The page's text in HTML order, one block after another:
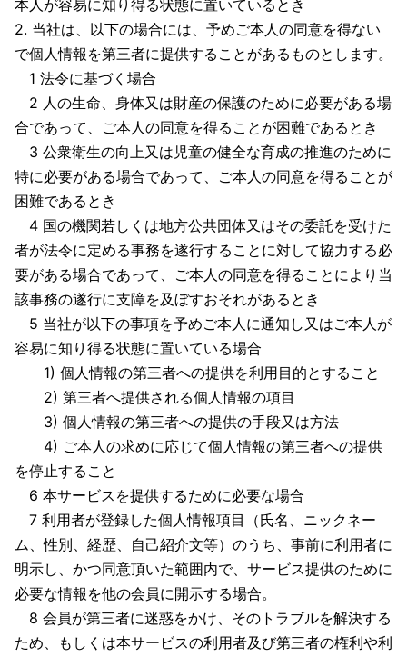
本人が容易に知り得る状態に置いているとき
2. 当社は、以下の場合には、予めご本人の同意を得ない
で個人情報を第三者に提供することがあるものとします。
1 法令に基づく場合
2 人の生命、身体又は財産の保護のために必要がある場
合であって、ご本人の同意を得ることが困難であるとき
3 公衆衛生の向上又は児童の健全な育成の推進のために
特に必要がある場合であって、ご本人の同意を得ることが
困難であるとき
4 国の機関若しくは地方公共団体又はその委託を受けた
者が法令に定める事務を遂行することに対して協力する必
要がある場合であって、ご本人の同意を得ることにより当
該事務の遂行に支障を及ぼすおそれがあるとき
5 当社が以下の事項を予めご本人に通知し又はご本人が
容易に知り得る状態に置いている場合
1) 個人情報の第三者への提供を利用目的とすること
2) 第三者へ提供される個人情報の項目
3) 個人情報の第三者への提供の手段又は方法
4) ご本人の求めに応じて個人情報の第三者への提供
を停止すること
6 本サービスを提供するために必要な場合
7 利用者が登録した個人情報項目（氏名、ニックネー
ム、性別、経歴、自己紹介文等）のうち、事前に利用者に
明示し、かつ同意頂いた範囲内で、サービス提供のために
必要な情報を他の会員に開示する場合。
8 会員が第三者に迷惑をかけ、そのトラブルを解決する
ため、もしくは本サービスの利用者及び第三者の権利や利